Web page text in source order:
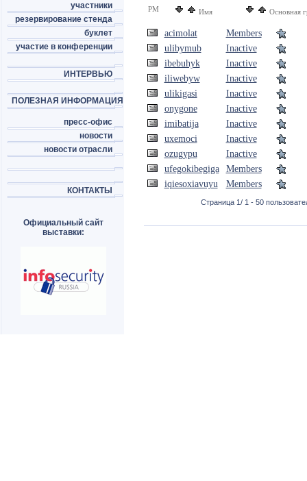
участники
резервирование стенда
буклет
участие в конференции
ИНТЕРВЬЮ
ПОЛЕЗНАЯ ИНФОРМАЦИЯ
пресс-офис
новости
новости отрасли
КОНТАКТЫ
Официальный сайт
выставки:
PM
Имя Основная
acimolat
Members
ulibymub
Inactive
ibebuhyk
Inactive
iliwebyw
Inactive
ulikigasi
Inactive
onygone
Inactive
imibatija
Inactive
uxemoci
Inactive
ozugypu
Inactive
ufegokibegiga
Members
iqiesoxiavuyu
Members
Страница 1/ 1 - 50